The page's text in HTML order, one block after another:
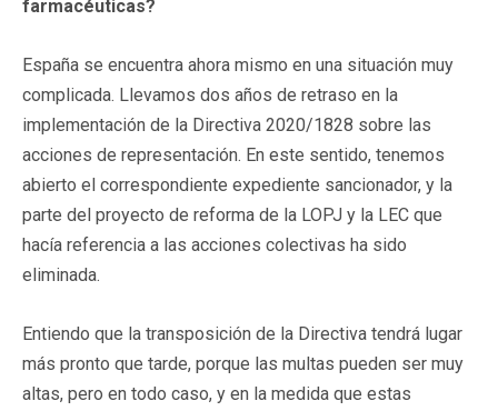
farmacéuticas?
España se encuentra ahora mismo en una situación muy
complicada. Llevamos dos años de retraso en la
implementación de la Directiva 2020/1828 sobre las
acciones de representación. En este sentido, tenemos
abierto el correspondiente expediente sancionador, y la
parte del proyecto de reforma de la LOPJ y la LEC que
hacía referencia a las acciones colectivas ha sido
eliminada.
Entiendo que la transposición de la Directiva tendrá lugar
más pronto que tarde, porque las multas pueden ser muy
altas, pero en todo caso, y en la medida que estas